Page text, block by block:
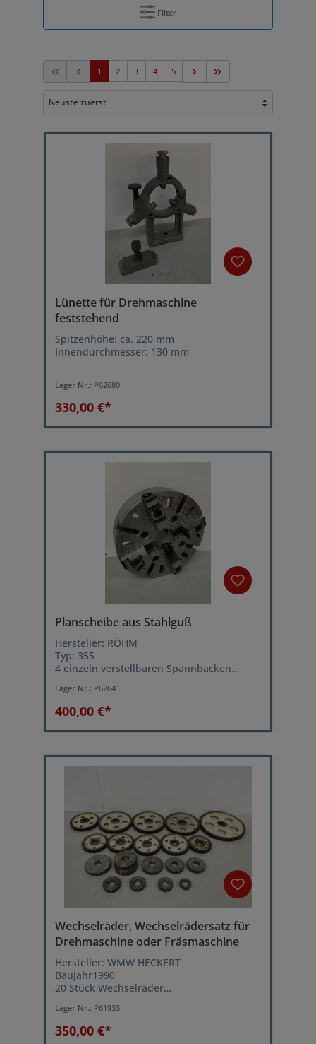
Filter
1 2 3 4 5
Lünette für Drehmaschine
feststehend
Spitzenhöhe: ca. 220 mm
Innendurchmesser: 130 mm
Lager Nr.: P62680
330,00 €*
Planscheibe aus Stahlguß
Hersteller: RÖHM
Typ: 355
4 einzeln verstellbaren Spannbacken
Drehfutteraufnahme: Kurzkegel DIN 55027
Größe 8
Lager Nr.: P62641
400,00 €*
Wechselräder, Wechselrädersatz für
Drehmaschine oder Fräsmaschine
Hersteller: WMW HECKERT
Baujahr1990
20 Stück Wechselräder
Zahnradbreite: 20 mm
Keilverzahnung 28/32,4 mm
Lager Nr.: P61933
350,00 €*